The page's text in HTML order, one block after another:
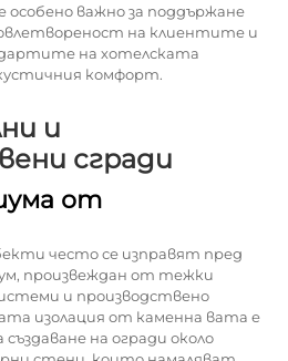
особено важно за поддържане
на клиентите и
на хотелската
комфорт.
и
сгради
от
често се изправят пред
произвеждан от тежки
и производствено
изолация от каменна вата е
на огради около